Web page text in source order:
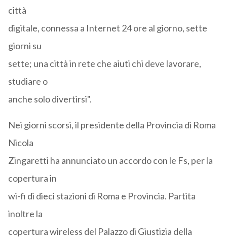
città
digitale, connessa a Internet 24 ore al giorno, sette
giorni su
sette; una città in rete che aiuti chi deve lavorare,
studiare o
anche solo divertirsi".
Nei giorni scorsi, il presidente della Provincia di Roma
Nicola
Zingaretti ha annunciato un accordo con le Fs, per la
copertura in
wi-fi di dieci stazioni di Roma e Provincia. Partita
inoltre la
copertura wireless del Palazzo di Giustizia della